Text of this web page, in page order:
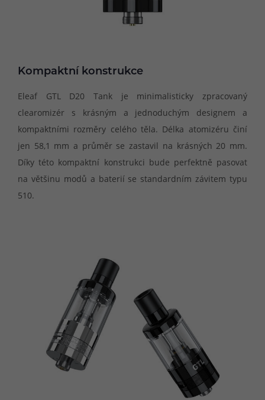
Kompaktní konstrukce
Eleaf GTL D20 Tank je minimalisticky zpracovaný
clearomizér s krásným a jednoduchým designem a
kompaktními rozměry celého těla. Délka atomizéru činí
jen 58,1 mm a průměr se zastavil na krásných 20 mm.
Díky této kompaktní konstrukci bude perfektně pasovat
na většinu modů a baterií se standardním závitem typu
510.